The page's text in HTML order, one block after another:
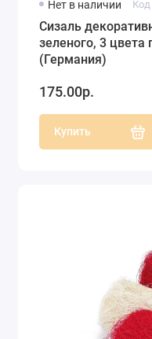
Нет в наличии Код
Сизаль
зеленого, 3 цвета
(Германия)
175.00р.
Купить